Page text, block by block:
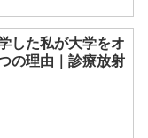
した私が大学をオ
の理由｜診療放射